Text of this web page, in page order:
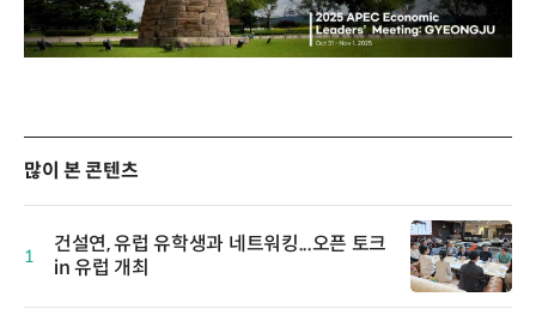
많이 본 콘텐츠
1
건설연, 유럽 유학생과 네트워킹...오픈 토크
in 유럽 개최